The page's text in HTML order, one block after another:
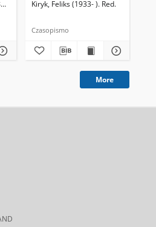
Red. Czernecka, Stefania. Red.
Kiryk, Feliks (1933- ). Red.
Czasopismo
More